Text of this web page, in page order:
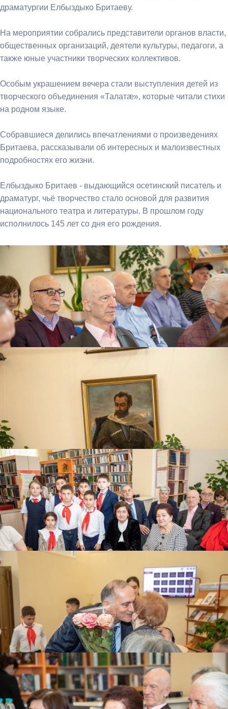
драматургии Елбыздыко Бритаеву.
На мероприятии собрались представители органов власти,
общественных организаций, деятели культуры, педагоги, а
также юные участники творческих коллективов.
Особым украшением вечера стали выступления детей из
творческого объединения «Талатæ», которые читали стихи
на родном языке.
Собравшиеся делились впечатлениями о произведениях
Бритаева, рассказывали об интересных и малоизвестных
подробностях его жизни.
Елбыздыко Бритаев - выдающийся осетинский писатель и
драматург, чьё творчество стало основой для развития
национального театра и литературы. В прошлом году
исполнилось 145 лет со дня его рождения.